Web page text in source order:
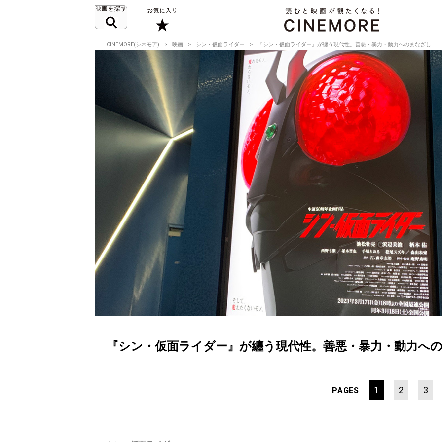
CINEMORE(シネモア) 映画 シン・仮面ライダー 『シン・仮面ライダー』が纏う現代性。善悪・暴力・動力へのまなざし
『シン・仮面ライダー』が纏う現代性。善悪・暴力・動力へ
PAGES 1 2 3